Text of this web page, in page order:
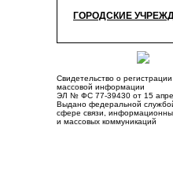
ГОРОДСКИЕ
Свидетельство о регистрации
массовой информации
ЭЛ № ФС 77-39430 от 15
Выдано федеральной
сфере связи,
и массовых коммуникаций